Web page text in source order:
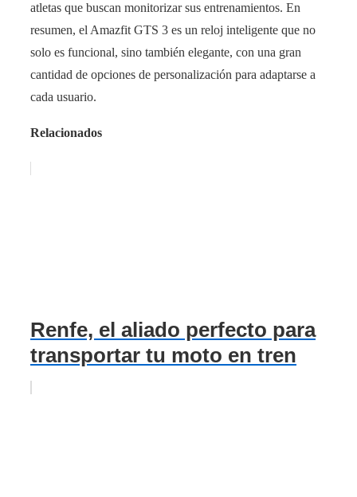
atletas que buscan monitorizar sus entrenamientos. En
resumen, el Amazfit GTS 3 es un reloj inteligente que no
solo es funcional, sino también elegante, con una gran
cantidad de opciones de personalización para adaptarse a
cada usuario.
Relacionados
Renfe, el aliado perfecto para
transportar tu moto en tren